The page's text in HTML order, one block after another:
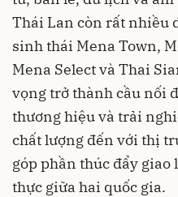
Thái Lan còn rất nhiều
sinh thái Mena Town,
Mena Select và Thai
vọng trở thành cầu nối
thương hiệu và trải
chất lượng đến với thị
góp phần thúc đẩy
thực giữa hai quốc gia.